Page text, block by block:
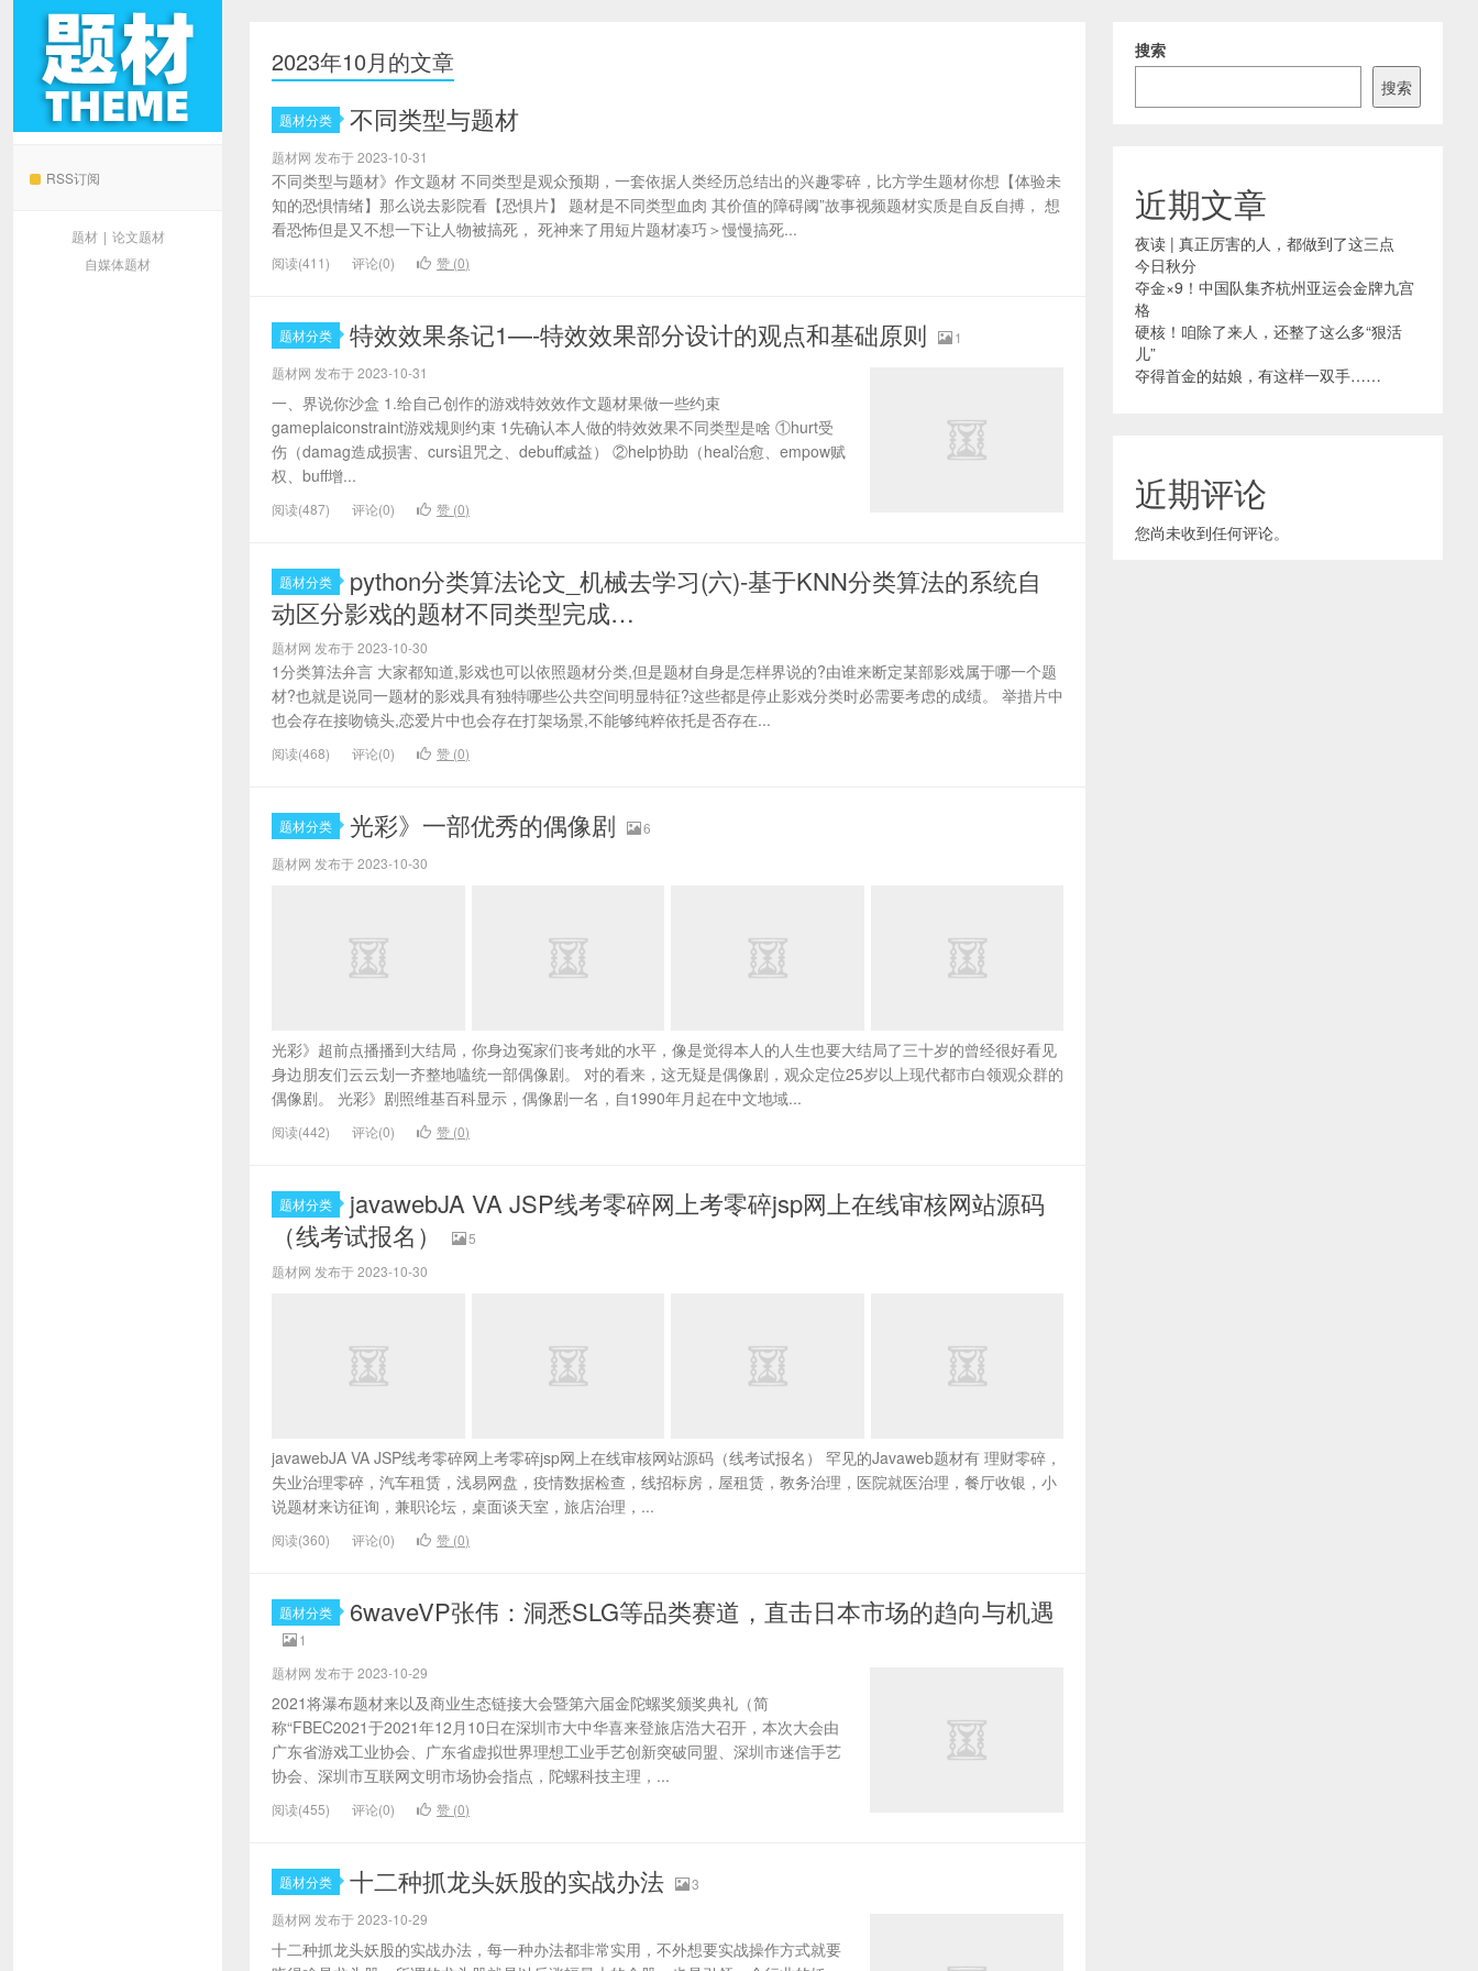
RSS订阅
题材 | 论文题材
自媒体题材
2023年10月的文章
题材分类 不同类型与题材
题材网 发布于 2023-10-31
不同类型与题材》作文题材 不同类型是观众预期，一套依据人类经历总结出的兴趣零碎，比方学生题材你想【体验未
知的恐惧情绪】那么说去影院看【恐惧片】 题材是不同类型血肉 其价值的障碍阈”故事视频题材实质是自反自搏， 想
看恐怖但是又不想一下让人物被搞死， 死神来了用短片题材凑巧＞慢慢搞死...
阅读(411) 评论(0) 赞 (0)
题材分类 特效效果条记1—-特效效果部分设计的观点和基础原则
1
题材网 发布于 2023-10-31
一、界说你沙盒 1.给自己创作的游戏特效效作文题材果做一些约束
gameplaiconstraint游戏规则约束 1先确认本人做的特效效果不同类型是啥 ①hurt受
伤（damag造成损害、curs诅咒之、debuff减益） ②help协助（heal治愈、empow赋
权、buff增...
阅读(487) 评论(0) 赞 (0)
题材分类
python分类算法论文_机械去学习(六)-基于KNN分类算法的系统自
动区分影戏的题材不同类型完成…
题材网 发布于 2023-10-30
1分类算法弁言 大家都知道,影戏也可以依照题材分类,但是题材自身是怎样界说的?由谁来断定某部影戏属于哪一个题
材?也就是说同一题材的影戏具有独特哪些公共空间明显特征?这些都是停止影戏分类时必需要考虑的成绩。 举措片中
也会存在接吻镜头,恋爱片中也会存在打架场景,不能够纯粹依托是否存在...
阅读(468) 评论(0) 赞 (0)
题材分类 光彩》一部优秀的偶像剧
6
题材网 发布于 2023-10-30
光彩》超前点播播到大结局，你身边冤家们丧考妣的水平，像是觉得本人的人生也要大结局了三十岁的曾经很好看见
身边朋友们云云划一齐整地嗑统一部偶像剧。 对的看来，这无疑是偶像剧，观众定位25岁以上现代都市白领观众群的
偶像剧。 光彩》剧照维基百科显示，偶像剧一名，自1990年月起在中文地域...
阅读(442) 评论(0) 赞 (0)
题材分类
javawebJA VA JSP线考零碎网上考零碎jsp网上在线审核网站源码
（线考试报名）
5
题材网 发布于 2023-10-30
javawebJA VA JSP线考零碎网上考零碎jsp网上在线审核网站源码（线考试报名） 罕见的Javaweb题材有 理财零碎，
失业治理零碎，汽车租赁，浅易网盘，疫情数据检查，线招标房，屋租赁，教务治理，医院就医治理，餐厅收银，小
说题材来访征询，兼职论坛，桌面谈天室，旅店治理，...
阅读(360) 评论(0) 赞 (0)
题材分类 6waveVP张伟：洞悉SLG等品类赛道，直击日本市场的趋向与机遇
1
题材网 发布于 2023-10-29
2021将瀑布题材来以及商业生态链接大会暨第六届金陀螺奖颁奖典礼（简
称“FBEC2021于2021年12月10日在深圳市大中华喜来登旅店浩大召开，本次大会由
广东省游戏工业协会、广东省虚拟世界理想工业手艺创新突破同盟、深圳市迷信手艺
协会、深圳市互联网文明市场协会指点，陀螺科技主理，...
阅读(455) 评论(0) 赞 (0)
题材分类 十二种抓龙头妖股的实战办法
3
题材网 发布于 2023-10-29
十二种抓龙头妖股的实战办法，每一种办法都非常实用，不外想要实战操作方式就要
搜索
搜索
近期文章
夜读 | 真正厉害的人，都做到了这三点
今日秋分
夺金×9！中国队集齐杭州亚运会金牌九宫
格
硬核！咱除了来人，还整了这么多“狠活
儿”
夺得首金的姑娘，有这样一双手……
近期评论
您尚未收到任何评论。